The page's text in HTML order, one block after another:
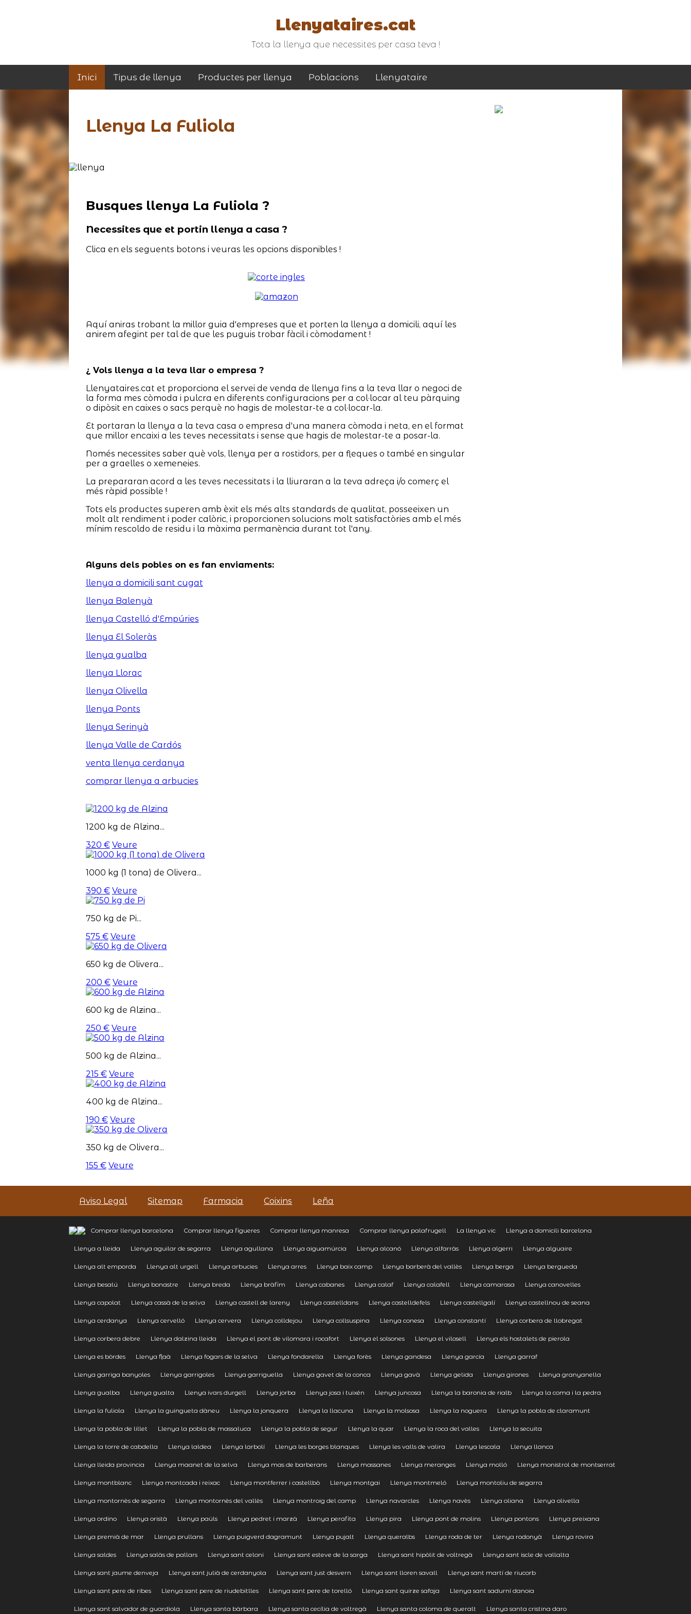
Llenyataires.cat
Tota la llenya que necessites per casa teva !
Inici Tipus de llenya Productes per llenya Poblacions Llenyataire
Llenya La Fuliola
Busques llenya La Fuliola ?
Necessites que et portin llenya a casa ?
Clica en els seguents botons i veuras les opcions disponibles !
Aquí aniras trobant la millor guia d'empreses que et porten la llenya a domicili, aquí les
anirem afegint per tal de que les puguis trobar fàcil i còmodament !
¿ Vols llenya a la teva llar o empresa ?
Llenyataires.cat et proporciona el servei de venda de llenya fins a la teva llar o negoci de
la forma mes còmoda i pulcra en diferents configuracions per a col·locar al teu pàrquing
o dipòsit en caixes o sacs perquè no hagis de molestar-te a col·locar-la.
Et portaran la llenya a la teva casa o empresa d'una manera còmoda i neta, en el format
que millor encaixi a les teves necessitats i sense que hagis de molestar-te a posar-la.
Només necessites saber què vols, llenya per a rostidors, per a fleques o també en singular
per a graelles o xemeneies.
La prepararan acord a les teves necessitats i la lliuraran a la teva adreça i/o comerç el
més ràpid possible !
Tots els productes superen amb èxit els més alts standards de qualitat, posseeixen un
molt alt rendiment i poder calòric, i proporcionen solucions molt satisfactòries amb el més
mínim rescoldo de residu i la màxima permanència durant tot l'any.
Alguns dels pobles on es fan enviaments:
llenya a domicili sant cugat
llenya Balenyà
llenya Castelló d'Empúries
llenya El Soleràs
llenya gualba
llenya Llorac
llenya Olivella
llenya Ponts
llenya Serinyà
llenya Valle de Cardós
venta llenya cerdanya
comprar llenya a arbucies
1200 kg de Alzina...
320 € Veure
1000 kg (1 tona) de Olivera...
390 € Veure
750 kg de Pi...
575 € Veure
650 kg de Olivera...
200 € Veure
600 kg de Alzina...
250 € Veure
500 kg de Alzina...
215 € Veure
400 kg de Alzina...
190 € Veure
350 kg de Olivera...
155 € Veure
Aviso Legal Sitemap Farmacia Coixins Leña
Comprar llenya barcelona Comprar llenya figueres Comprar llenya manresa Comprar llenya palafrugell La llenya vic Llenya a domicili barcelona
Llenya a lleida Llenya aguilar de segarra Llenya agullana Llenya aiguamúrcia Llenya alcanó Llenya alfarràs Llenya algerri Llenya alguaire
Llenya alt emporda Llenya alt urgell Llenya arbucies Llenya arres Llenya baix camp Llenya barberà del vallès Llenya berga Llenya bergueda
Llenya besalú Llenya bonastre Llenya breda Llenya bràfim Llenya cabanes Llenya calaf Llenya calafell Llenya camarasa Llenya canovelles
Llenya capolat Llenya cassà de la selva Llenya castell de lareny Llenya castelldans Llenya castelldefels Llenya castellgalí Llenya castellnou de seana
Llenya cerdanya Llenya cervelló Llenya cervera Llenya colldejou Llenya collsuspina Llenya conesa Llenya constantí Llenya corbera de llobregat
Llenya corbera debre Llenya dalzina lleida Llenya el pont de vilomara i rocafort Llenya el solsones Llenya el vilosell Llenya els hostalets de pierola
Llenya es bòrdes Llenya flaà Llenya fogars de la selva Llenya fondarella Llenya forès Llenya gandesa Llenya garcía Llenya garraf
Llenya garriga banyoles Llenya garrigoles Llenya garriguella Llenya gavet de la conca Llenya gavà Llenya gelida Llenya girones Llenya granyanella
Llenya gualba Llenya gualta Llenya ivars durgell Llenya jorba Llenya josa i tuixén Llenya juncosa Llenya la baronia de rialb Llenya la coma i la pedra
Llenya la fuliola Llenya la guingueta dàneu Llenya la jonquera Llenya la llacuna Llenya la molsosa Llenya la noguera Llenya la pobla de claramunt
Llenya la pobla de lillet Llenya la pobla de massaluca Llenya la pobla de segur Llenya la quar Llenya la roca del valles Llenya la secuita
Llenya la torre de cabdella Llenya laldea Llenya larbolí Llenya les borges blanques Llenya les valls de valira Llenya lescala Llenya llanca
Llenya lleida provincia Llenya maanet de la selva Llenya mas de barberans Llenya massanes Llenya meranges Llenya molló Llenya monistrol de montserrat
Llenya montblanc Llenya montcada i reixac Llenya montferrer i castellbò Llenya montgai Llenya montmeló Llenya montoliu de segarra
Llenya montornès de segarra Llenya montornès del vallès Llenya montroig del camp Llenya navarcles Llenya navès Llenya oliana Llenya olivella
Llenya ordino Llenya oristà Llenya paüls Llenya pedret i marzà Llenya perafita Llenya pira Llenya pont de molins Llenya pontons Llenya preixana
Llenya premià de mar Llenya prullans Llenya puigverd dagramunt Llenya pujalt Llenya queralbs Llenya roda de ter Llenya rodonyà Llenya rovira
Llenya saldes Llenya salàs de pallars Llenya sant celoni Llenya sant esteve de la sarga Llenya sant hipòlit de voltregà Llenya sant iscle de vallalta
Llenya sant jaume denveja Llenya sant julià de cerdanyola Llenya sant just desvern Llenya sant lloren savall Llenya sant martí de riucorb
Llenya sant pere de ribes Llenya sant pere de riudebitlles Llenya sant pere de torelló Llenya sant quirze safaja Llenya sant sadurní danoia
Llenya sant salvador de guardiola Llenya santa bàrbara Llenya santa cecília de voltregà Llenya santa coloma de queralt Llenya santa cristina daro